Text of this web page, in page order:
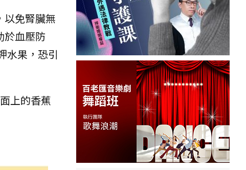
以免腎臟無
於血壓防
水果，恐引
上的香蕉